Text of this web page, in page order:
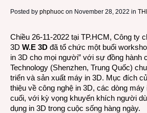
Posted by phphuoc on November 28, 2022 in
Chiều 26-11-2022 tại TP.HCM, Công ty
3D W.E 3D đã tổ chức một buổi
in 3D cho mọi người” với sự đồng hành
Technology (Shenzhen, Trung Quốc)
triển và sản xuất máy in 3D. Mục đích
thiệu về công nghệ in 3D, các dòng
cuối, với kỳ vọng khuyến khích người
dụng in 3D trong cuộc sống hàng ngày.